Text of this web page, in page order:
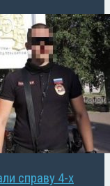
справу 4-х